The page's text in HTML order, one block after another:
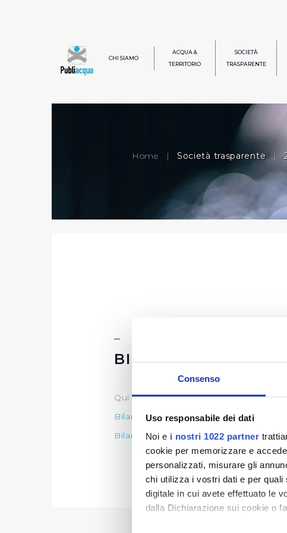
Consenso
Uso responsabile dei dati
Noi e i nostri 1022 partner
cookie per memorizzare e
personalizzati, misurare gli
chi utilizza i vostri dati e per
digitale in cui avete effettuato le
dalla Dichiarazione sui cookie o
CHI SIAMO
ACQUA &
TERRITORIO
SOCIETÀ
TRASPARENTE
Home | Società trasparente |
BILANCIO
Qui puoi trovare gli ultimiBilanci
Bilancio 2022(Visualizzazione
Bilancio 2023 (Visualizzazione